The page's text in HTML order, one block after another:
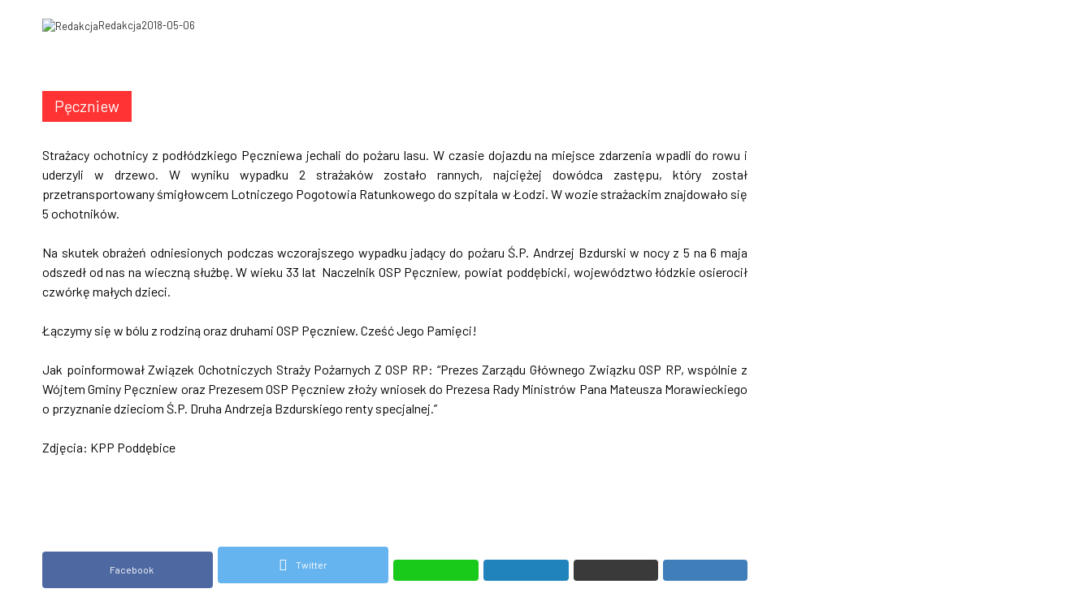
Redakcja2018-05-06
Pęczniew
Strażacy ochotnicy z podłódzkiego Pęczniewa jechali do pożaru lasu. W czasie dojazdu na miejsce zdarzenia wpadli do rowu i
uderzyli w drzewo. W wyniku wypadku 2 strażaków zostało rannych, najciężej dowódca zastępu, który został
przetransportowany śmigłowcem Lotniczego Pogotowia Ratunkowego do szpitala w Łodzi. W wozie strażackim znajdowało się
5 ochotników.
Na skutek obrażeń odniesionych podczas wczorajszego wypadku jadący do pożaru Ś.P. Andrzej Bzdurski w nocy z 5 na 6 maja
odszedł od nas na wieczną służbę. W wieku 33 lat Naczelnik OSP Pęczniew, powiat poddębicki, województwo łódzkie osierocił
czwórkę małych dzieci.
Łączymy się w bólu z rodziną oraz druhami OSP Pęczniew. Cześć Jego Pamięci!
Jak poinformował Związek Ochotniczych Straży Pożarnych Z OSP RP: “Prezes Zarządu Głównego Związku OSP RP, wspólnie z
Wójtem Gminy Pęczniew oraz Prezesem OSP Pęczniew złoży wniosek do Prezesa Rady Ministrów Pana Mateusza Morawieckiego
o przyznanie dzieciom Ś.P. Druha Andrzeja Bzdurskiego renty specjalnej.”
Zdjęcia: KPP Poddębice
Facebook Twitter